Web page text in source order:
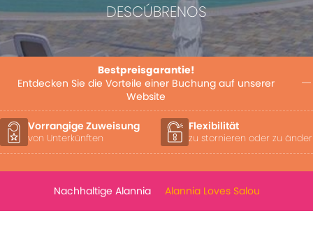
DESCÚBRENOS
Bestpreisgarantie!
Entdecken Sie die Vorteile einer Buchung auf unserer
Website
Flexibilität
zu stornieren oder zu ändern
Late Check-out
je nach Verfügbarkeit
Nachhaltige Alannia Alannia Loves Salou